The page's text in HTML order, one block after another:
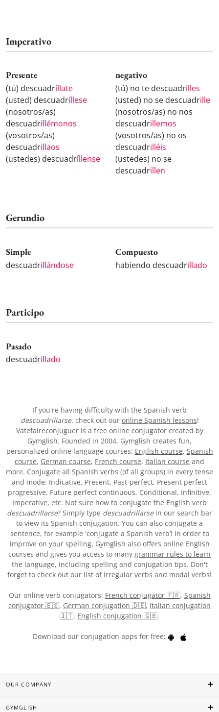
Imperativo
Presente
(tú) descuadríllate
(usted) descuadríllese
(nosotros/as)
descuadrillémonos
(vosotros/as)
descuadrillaos
(ustedes) descuadríllense
negativo
(tú) no te descuadrilles
(usted) no se descuadrille
(nosotros/as) no nos
descuadrillemos
(vosotros/as) no os
descuadrilléis
(ustedes) no se
descuadrillen
Gerundio
Simple
descuadrillándose
Compuesto
habiendo descuadrillado
Participo
Pasado
descuadrillado
If you're having difficulty with the Spanish verb
descuadrillarse, check out our online Spanish lessons!
Vatefaireconjuguer is a free online conjugator created by
Gymglish. Founded in 2004, Gymglish creates fun,
personalized online language courses: English course, Spanish
course, German course, French course, Italian course and
more. Conjugate all Spanish verbs (of all groups) in every tense
and mode: Indicative, Present, Past-perfect, Present perfect
progressive, Future perfect continuous, Conditional, Infinitive,
Imperative, etc. Not sure how to conjugate the English verb
descuadrillarse? Simply type descuadrillarsein our search bar
to view its Spanish conjugation. You can also conjugate a
sentence, for example 'conjugate a Spanish verb’! In order to
improve on your spelling, Gymglish also offers online English
courses and gives you access to many grammar rules to learn
the language, including spelling and conjugation tips. Don't
forget to check out our list of irregular verbs and modal verbs!
Our online verb conjugators: French conjugator 🇫🇷, Spanish
conjugator 🇪🇸, German conjugation 🇩🇪, Italian conjugation
🇮🇹, English conjugation 🇬🇧.
Download our conjugation apps for free:
OUR COMPANY
GYMGLISH